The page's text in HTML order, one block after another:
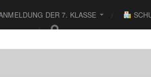
DER 7. KLASSE